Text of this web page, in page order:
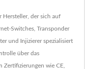
Hersteller, der sich auf
Switches, Transponder
und Injizierer spezialisiert
über das
wie CE,